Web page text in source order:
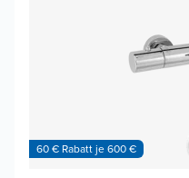
60 € Rabatt je 600 €